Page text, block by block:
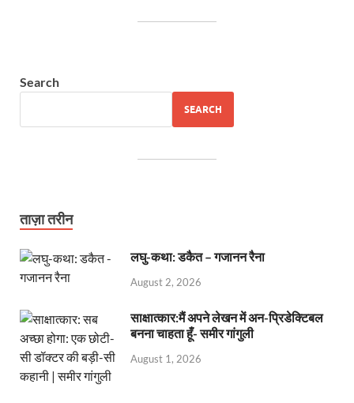
Search
SEARCH
ताज़ा तरीन
लघु-कथा: डकैत – गजानन रैना
August 2, 2026
साक्षात्कार:मैं अपने लेखन में अन-प्रिडेक्टिबल
बनना चाहता हूँ- समीर गांगुली
August 1, 2026